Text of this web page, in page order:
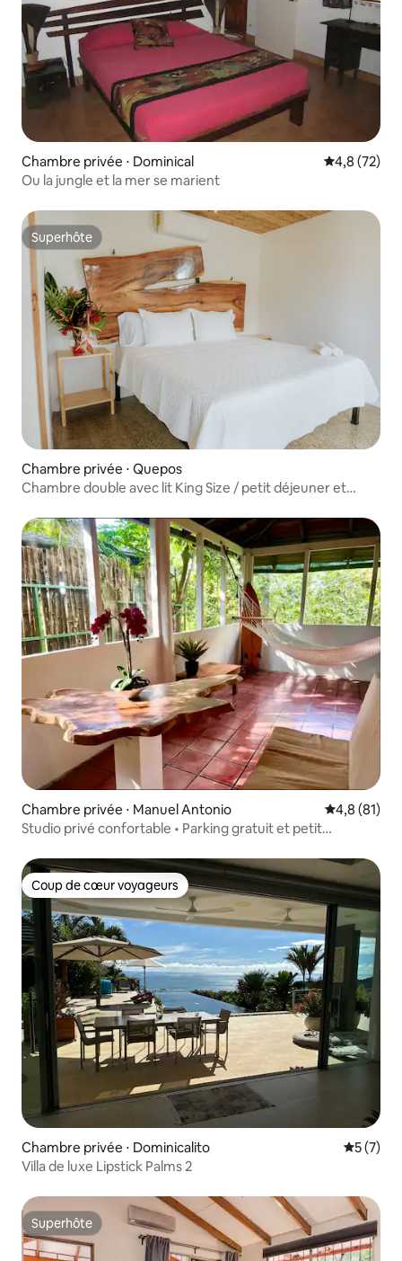
Chambre privée ⋅ Dominical Évaluation
4,8 (72)
Ou la jungle et la mer se marient
Superhôte
Superhôte
Chambre privée ⋅ Quepos
Chambre double avec lit King Size / petit déjeuner et
Chambre privée ⋅ Manuel Antonio Évaluation
4,8 (81)
Studio privé confortable • Parking gratuit et petit
Coup de cœur voyageurs
Coup de cœur voyageurs
Chambre privée ⋅ Dominicalito
5 (7)
Villa de luxe Lipstick Palms 2
Superhôte
Superhôte